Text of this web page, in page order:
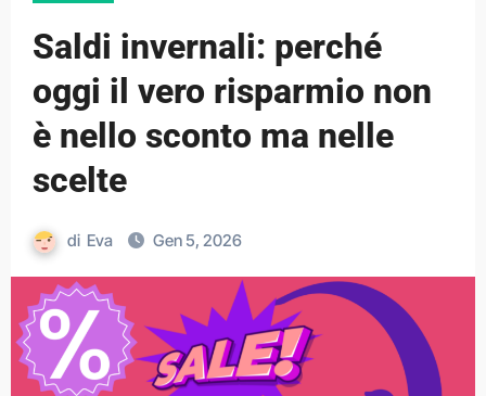
Saldi invernali: perché
oggi il vero risparmio non
è nello sconto ma nelle
scelte
di Eva Gen 5, 2026